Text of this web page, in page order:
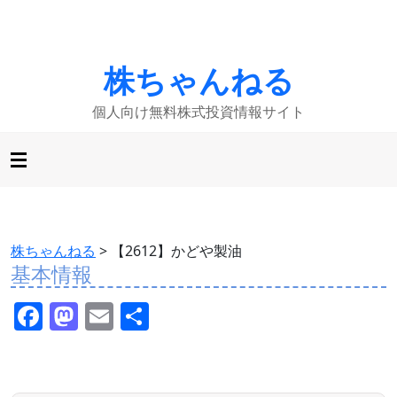
株ちゃんねる
個人向け無料株式投資情報サイト
株ちゃんねる > 【2612】かどや製油
基本情報
F M E